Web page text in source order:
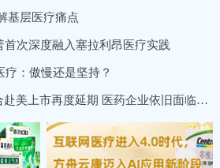
基层医疗痛点
首次深度融入塞拉利昂医疗实践
：傲慢还是坚持？
恒瑞医药“双艾”组合赴美上市再度延期 医药企业依旧面临出海“获批”难题